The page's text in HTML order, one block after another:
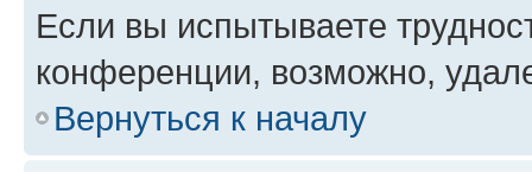
Если вы испытываете
конференции, возможно,
Вернуться к началу